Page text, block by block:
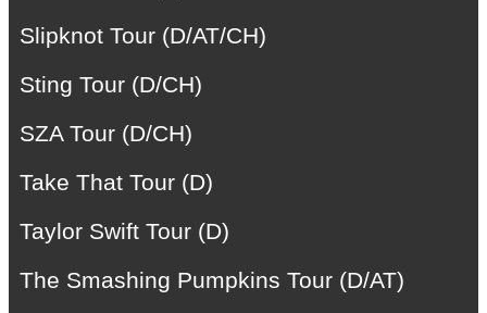
Slipknot Tour (D/AT/CH)
Sting Tour (D/CH)
SZA Tour (D/CH)
Take That Tour (D)
Taylor Swift Tour (D)
The Smashing Pumpkins Tour (D/AT)